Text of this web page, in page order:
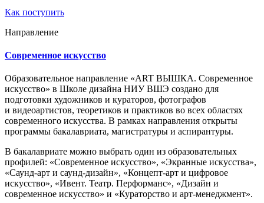
Как поступить
Направление
Современное искусство
Образовательное направление «ART ВЫШКА. Современное
искусство» в Школе дизайна НИУ ВШЭ создано для
подготовки художников и кураторов, фотографов
и видеоартистов, теоретиков и практиков во всех областях
современного искусства. В рамках направления открыты
программы бакалавриата, магистратуры и аспирантуры.
В бакалавриате можно выбрать один из образовательных
профилей: «Современное искусство», «Экранные искусства»,
«Саунд-арт и саунд-дизайн», «Концепт-арт и цифровое
искусство», «Ивент. Театр. Перформанс», «Дизайн и
современное искусство» и «Кураторство и арт-менеджмент».